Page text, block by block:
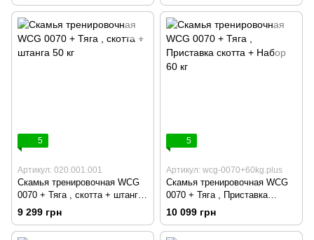
5
Артикул: 020.001.001
Скамья тренировочная WCG
0070 + Тяга , скотта + штанга
50 кг
9 299 грн
5
Артикул: wcg-0070+60kg.plus
Скамья тренировочная WCG
0070 + Тяга , Приставка
скотта + Набор 60 кг
10 099 грн